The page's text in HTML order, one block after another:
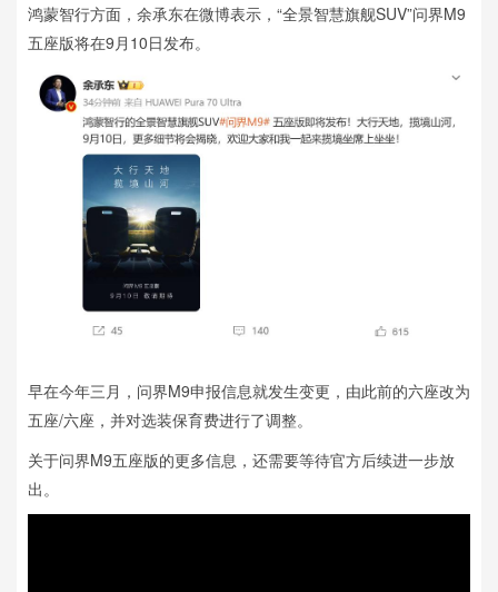
鸿蒙智行方面，余承东在微博表示，“全景智慧旗舰SUV”问界M9
五座版将在9月10日发布。
早在今年三月，问界M9申报信息就发生变更，由此前的六座改为
五座/六座，并对选装保育费进行了调整。
关于问界M9五座版的更多信息，还需要等待官方后续进一步放
出。